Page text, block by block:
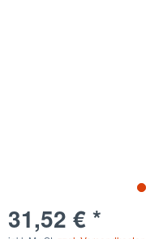
31,52 € *